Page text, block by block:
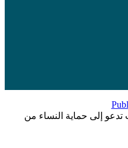
تدعو إلى حماية النساء من